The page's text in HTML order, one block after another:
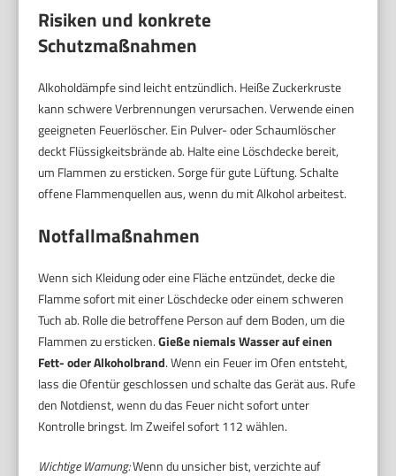
Risiken und konkrete
Schutzmaßnahmen
Alkoholdämpfe sind leicht entzündlich. Heiße Zuckerkruste
kann schwere Verbrennungen verursachen. Verwende einen
geeigneten Feuerlöscher. Ein Pulver- oder Schaumlöscher
deckt Flüssigkeitsbrände ab. Halte eine Löschdecke bereit,
um Flammen zu ersticken. Sorge für gute Lüftung. Schalte
offene Flammenquellen aus, wenn du mit Alkohol arbeitest.
Notfallmaßnahmen
Wenn sich Kleidung oder eine Fläche entzündet, decke die
Flamme sofort mit einer Löschdecke oder einem schweren
Tuch ab. Rolle die betroffene Person auf dem Boden, um die
Flammen zu ersticken.Gieße niemals Wasser auf einen
Fett- oder Alkoholbrand. Wenn ein Feuer im Ofen entsteht,
lass die Ofentür geschlossen und schalte das Gerät aus. Rufe
den Notdienst, wenn du das Feuer nicht sofort unter
Kontrolle bringst. Im Zweifel sofort 112 wählen.
Wichtige Warnung:Wenn du unsicher bist, verzichte auf